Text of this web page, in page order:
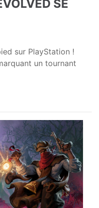
SE
sur PlayStation !
un tournant